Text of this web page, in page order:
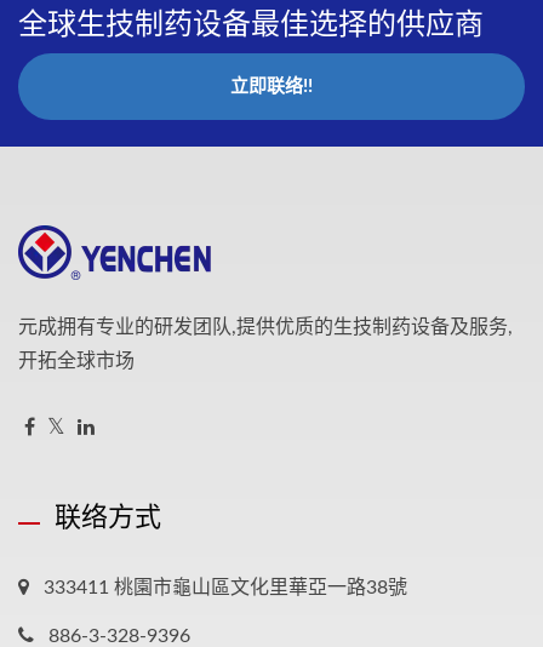
全球生技制药设备最佳选择的供应商
立即联络!!
元成拥有专业的研发团队,提供优质的生技制药设备及服务,
开拓全球市场
联络方式
333411 桃園市龜山區文化里華亞一路38號
886-3-328-9396